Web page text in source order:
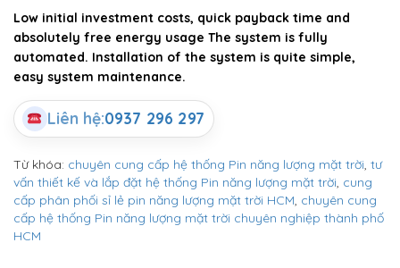
Low initial investment costs, quick payback time and
absolutely free energy usage The system is fully
automated. Installation of the system is quite simple,
easy system maintenance.
Liên hệ:0937 296 297
Từ khóa: chuyên cung cấp hệ thống Pin năng lượng mặt trời, tư
vấn thiết kế và lắp đặt hệ thống Pin năng lượng mặt trời, cung
cấp phân phối sỉ lẻ pin năng lượng mặt trời HCM, chuyên cung
cấp hệ thống Pin năng lượng mặt trời chuyên nghiệp thành phố
HCM